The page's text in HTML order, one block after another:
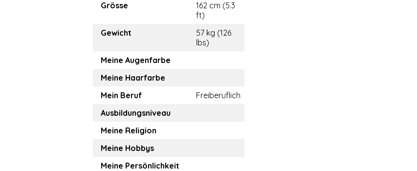
Grösse
162 cm (5.3
ft)
Gewicht
57 kg (126
lbs)
Meine Augenfarbe
Meine Haarfarbe
Mein Beruf
Freiberuflich
Ausbildungsniveau
Meine Religion
Meine Hobbys
Meine Persönlichkeit